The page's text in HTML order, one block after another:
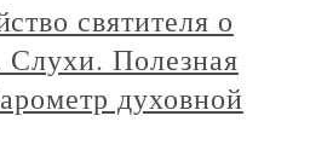
святителя о
Слухи. Полезная
духовной